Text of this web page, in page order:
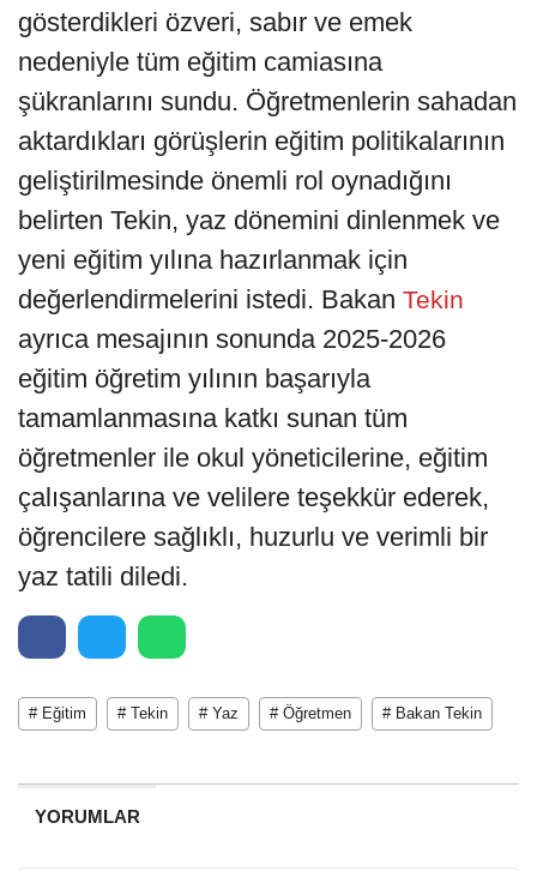
gösterdikleri özveri, sabır ve emek
nedeniyle tüm eğitim camiasına
şükranlarını sundu. Öğretmenlerin sahadan
aktardıkları görüşlerin eğitim politikalarının
geliştirilmesinde önemli rol oynadığını
belirten Tekin, yaz dönemini dinlenmek ve
yeni eğitim yılına hazırlanmak için
değerlendirmelerini istedi. Bakan Tekin
ayrıca mesajının sonunda 2025-2026
eğitim öğretim yılının başarıyla
tamamlanmasına katkı sunan tüm
öğretmenler ile okul yöneticilerine, eğitim
çalışanlarına ve velilere teşekkür ederek,
öğrencilere sağlıklı, huzurlu ve verimli bir
yaz tatili diledi.
# Eğitim # Tekin # Yaz # Öğretmen # Bakan Tekin
YORUMLAR